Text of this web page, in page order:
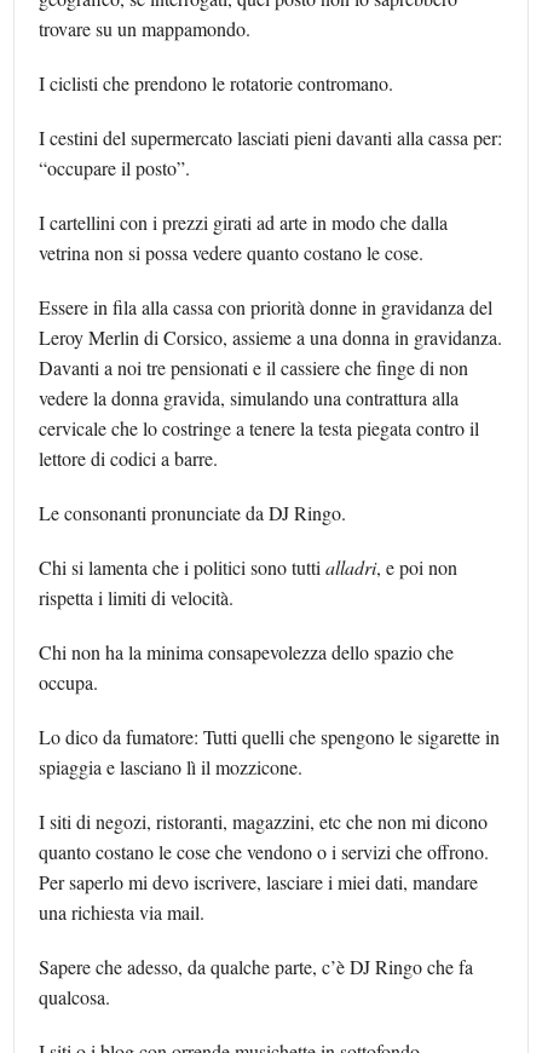
trovare su un mappamondo.
I ciclisti che prendono le rotatorie contromano.
I cestini del supermercato lasciati pieni davanti alla cassa per:
“occupare il posto”.
I cartellini con i prezzi girati ad arte in modo che dalla
vetrina non si possa vedere quanto costano le cose.
Essere in fila alla cassa con priorità donne in gravidanza del
Leroy Merlin di Corsico, assieme a una donna in gravidanza.
Davanti a noi tre pensionati e il cassiere che finge di non
vedere la donna gravida, simulando una contrattura alla
cervicale che lo costringe a tenere la testa piegata contro il
lettore di codici a barre.
Le consonanti pronunciate da DJ Ringo.
Chi si lamenta che i politici sono tuttialladri, e poi non
rispetta i limiti di velocità.
Chi non ha la minima consapevolezza dello spazio che
occupa.
Lo dico da fumatore: Tutti quelli che spengono le sigarette in
spiaggia e lasciano lì il mozzicone.
I siti di negozi, ristoranti, magazzini, etc che non mi dicono
quanto costano le cose che vendono o i servizi che offrono.
Per saperlo mi devo iscrivere, lasciare i miei dati, mandare
una richiesta via mail.
Sapere che adesso, da qualche parte, c’è DJ Ringo che fa
qualcosa.